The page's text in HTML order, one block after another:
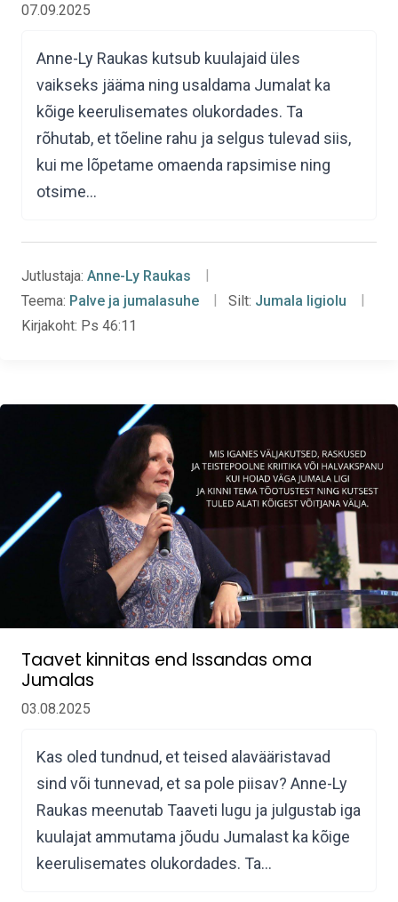
07.09.2025
Anne-Ly Raukas kutsub kuulajaid üles
vaikseks jääma ning usaldama Jumalat ka
kõige keerulisemates olukordades. Ta
rõhutab, et tõeline rahu ja selgus tulevad siis,
kui me lõpetame omaenda rapsimise ning
otsime…
Jutlustaja: Anne-Ly Raukas
Teema: Palve ja jumalasuhe Silt: Jumala ligiolu
Kirjakoht: Ps 46:11
Taavet kinnitas end Issandas oma
Jumalas
03.08.2025
Kas oled tundnud, et teised alavääristavad
sind või tunnevad, et sa pole piisav? Anne-Ly
Raukas meenutab Taaveti lugu ja julgustab iga
kuulajat ammutama jõudu Jumalast ka kõige
keerulisemates olukordades. Ta…